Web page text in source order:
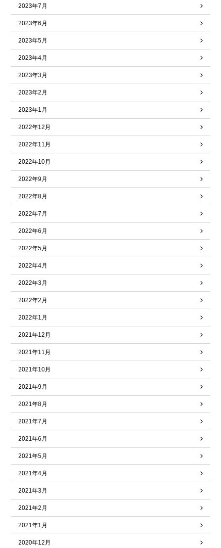
2023年7月
2023年6月
2023年5月
2023年4月
2023年3月
2023年2月
2023年1月
2022年12月
2022年11月
2022年10月
2022年9月
2022年8月
2022年7月
2022年6月
2022年5月
2022年4月
2022年3月
2022年2月
2022年1月
2021年12月
2021年11月
2021年10月
2021年9月
2021年8月
2021年7月
2021年6月
2021年5月
2021年4月
2021年3月
2021年2月
2021年1月
2020年12月